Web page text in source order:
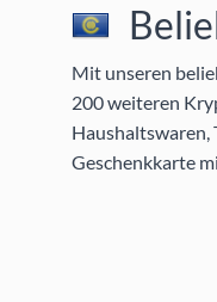
Mit unseren
200 weiteren
Haushaltswaren,
Geschenkkarte